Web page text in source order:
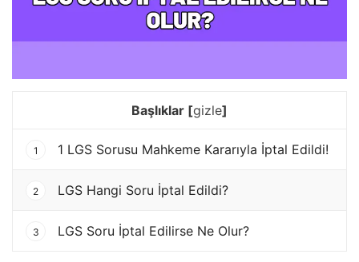
Başlıklar [gizle]
1 1 LGS Sorusu Mahkeme Kararıyla İptal Edildi!
2 LGS Hangi Soru İptal Edildi?
3 LGS Soru İptal Edilirse Ne Olur?